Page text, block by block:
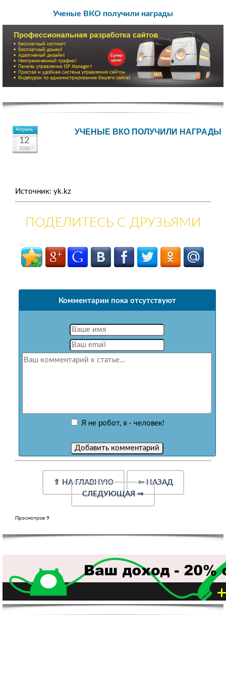
Ученые ВКО получили награды
Апрель
12
2026
УЧЕНЫЕ ВКО ПОЛУЧИЛИ НАГРАДЫ
Источник: yk.kz
ПОДЕЛИТЕСЬ С ДРУЗЬЯМИ
Комментарии пока отсутствуют
Я не робот, я - человек!
⇑ НА ГЛАВНУЮ ⇐НАЗАД
СЛЕДУЮЩАЯ⇒
Просмотров 9